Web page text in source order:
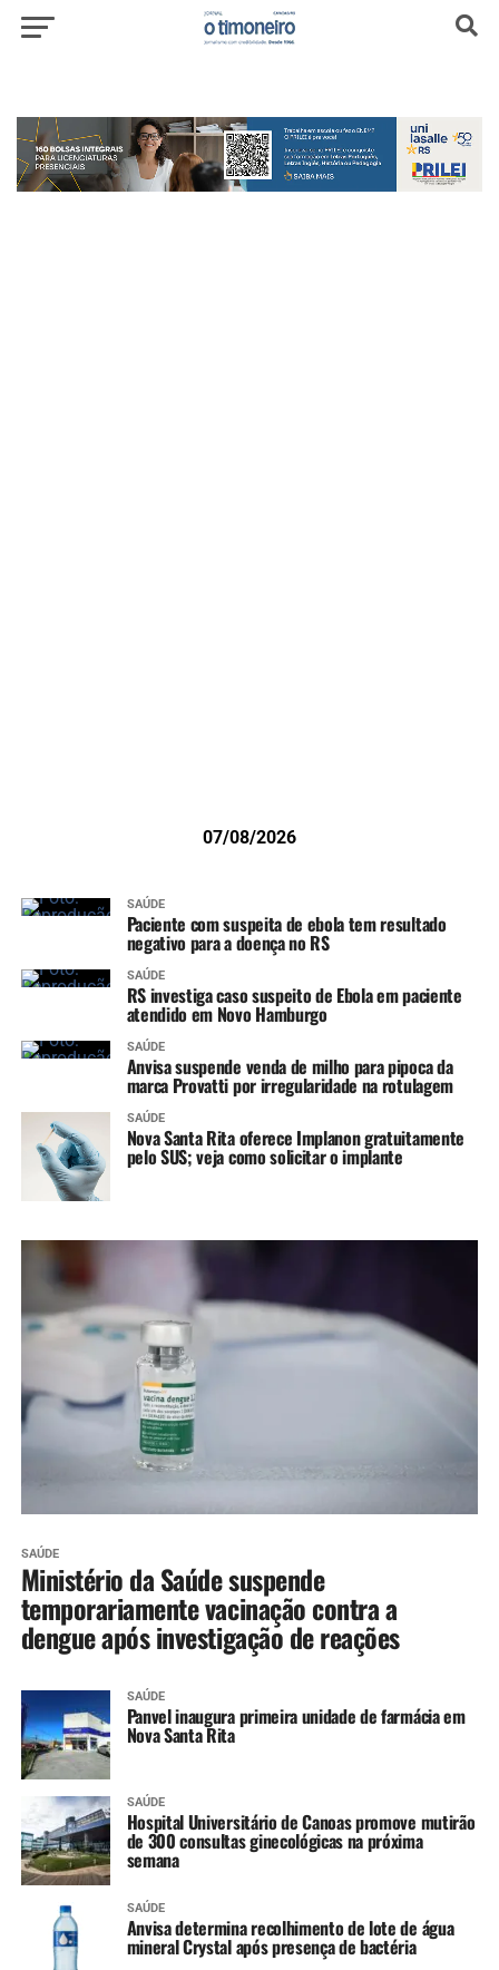
07/08/2026
SAÚDE
Paciente com suspeita de ebola tem resultado
negativo para a doença no RS
SAÚDE
RS investiga caso suspeito de Ebola em paciente
atendido em Novo Hamburgo
SAÚDE
Anvisa suspende venda de milho para pipoca da
marca Provatti por irregularidade na rotulagem
SAÚDE
Nova Santa Rita oferece Implanon gratuitamente
pelo SUS; veja como solicitar o implante
SAÚDE
Ministério da Saúde suspende
temporariamente vacinação contra a
dengue após investigação de reações
SAÚDE
Panvel inaugura primeira unidade de farmácia em
Nova Santa Rita
SAÚDE
Hospital Universitário de Canoas promove mutirão
de 300 consultas ginecológicas na próxima
semana
SAÚDE
Anvisa determina recolhimento de lote de água
mineral Crystal após presença de bactéria